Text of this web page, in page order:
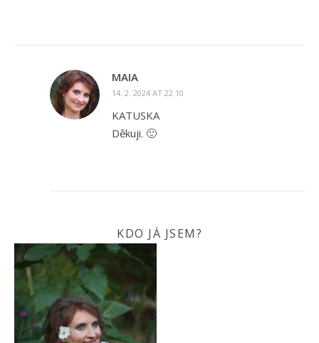
MAIA
14. 2. 2024 AT 22:10
KATUSKA
Děkuji. 🙂
KDO JÁ JSEM?